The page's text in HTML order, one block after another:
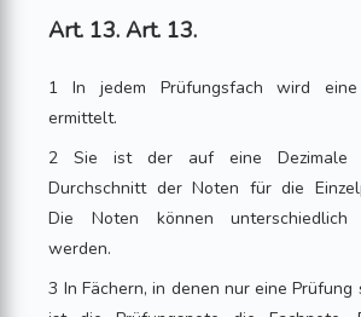
Art. 13. Art. 13.
1 In jedem Prüfungsfach wird eine
ermittelt.
2 Sie ist der auf eine Dezimale
Durchschnitt der Noten für die
Die Noten können unterschiedlich
werden.
3 In Fächern, in denen nur eine